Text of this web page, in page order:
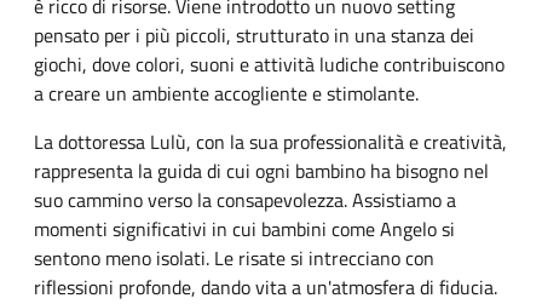
è ricco di risorse. Viene introdotto un nuovo setting
pensato per i più piccoli, strutturato in una stanza dei
giochi, dove colori, suoni e attività ludiche contribuiscono
a creare un ambiente accogliente e stimolante.
La dottoressa Lulù, con la sua professionalità e creatività,
rappresenta la guida di cui ogni bambino ha bisogno nel
suo cammino verso la consapevolezza. Assistiamo a
momenti significativi in cui bambini come Angelo si
sentono meno isolati. Le risate si intrecciano con
riflessioni profonde, dando vita a un'atmosfera di fiducia.